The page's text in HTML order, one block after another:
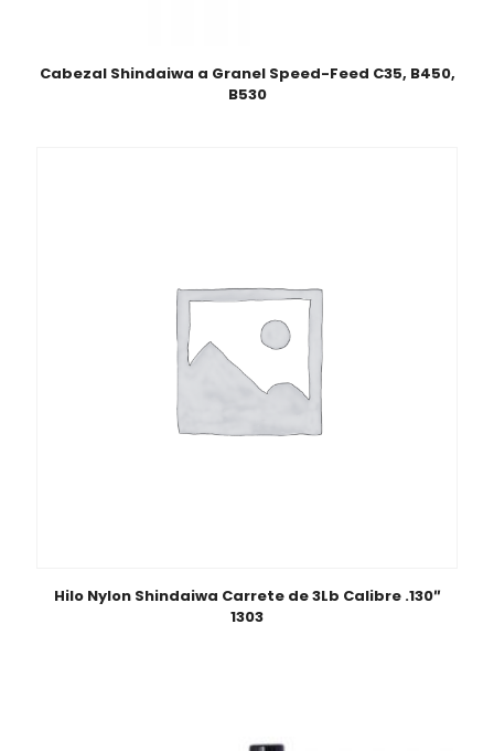
Cabezal Shindaiwa a Granel Speed-Feed C35, B450,
B530
Hilo Nylon Shindaiwa Carrete de 3Lb Calibre .130″
1303